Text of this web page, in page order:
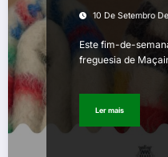
10 De Setembro
Este fim-de-
freguesia de
Ler mais